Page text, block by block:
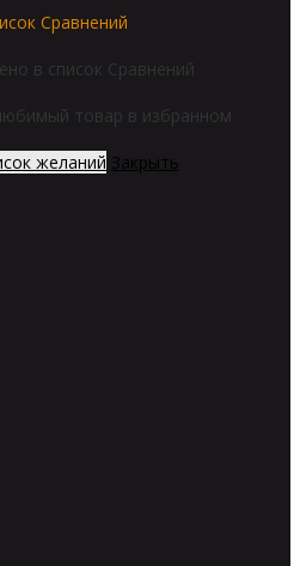
Сравнений
товар в избранном
желаний Закрыть